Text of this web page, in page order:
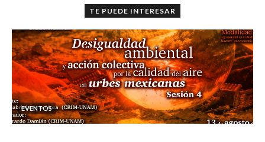
TE PUEDE INTERESAR
EVENTOS